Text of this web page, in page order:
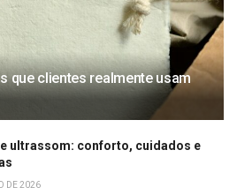
que clientes realmente usam
ultrassom: conforto, cuidados e
DE 2026